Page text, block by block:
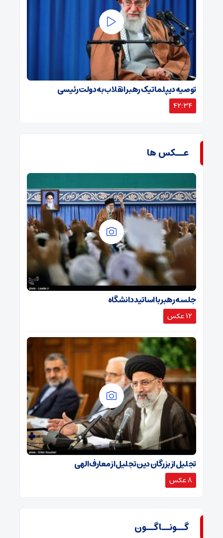
توصیه دیپلماتیک رهبر انقلاب به دولت رئیسی
42:34
عــکس ها
جلسه رهبر با اساتید دانشگاه
12 عکس
تجلیل از بزرگان دین تجلیل از معارف الهی
8 عکس
گــونــاگــون